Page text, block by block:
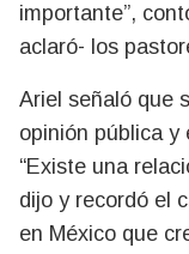
importante”,
aclaró- los
Ariel señaló que
opinión pública
“Existe una
dijo y recordó el
en México que